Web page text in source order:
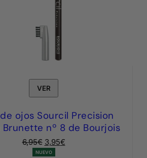
VER
ojos Sourcil Precision
Brunette nº 8 de Bourjois
6,95€ El
precio
3,95€El
NUEVO